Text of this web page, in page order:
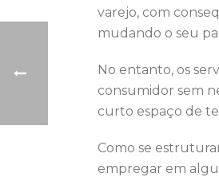
varejo, com
mudando o seu
No entanto, os
consumidor sem
curto espaço de
Como se
empregar em